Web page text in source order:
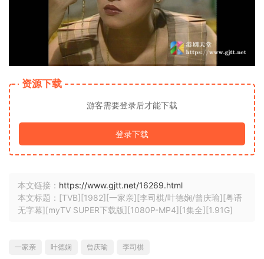
资源下载
游客需要登录后才能下载
登录下载
本文链接： https://www.gjtt.net/16269.html
本文标题：[TVB][1982][一家亲][李司棋/叶德娴/曾庆瑜][粤语
无字幕][myTV SUPER下载版][1080P-MP4][1集全][1.91G]
一家亲 叶德娴 曾庆瑜 李司棋